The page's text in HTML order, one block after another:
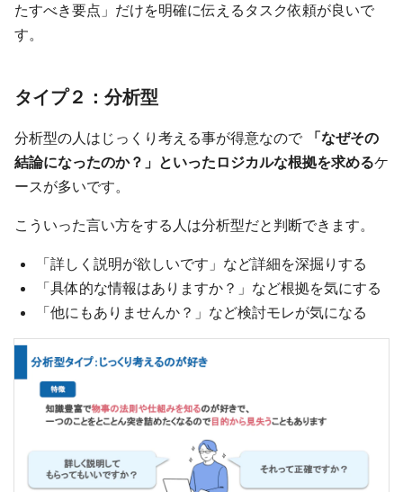
たすべき要点」だけを明確に伝えるタスク依頼が良いで
す。
タイプ２：分析型
分析型の人はじっくり考える事が得意なので
「なぜその
結論になったのか？」といったロジカルな根拠を求めるケ
ースが多いです。
こういった言い方をする人は分析型だと判断できます。
「詳しく説明が欲しいです」など詳細を深掘りする
「具体的な情報はありますか？」など根拠を気にする
「他にもありませんか？」など検討モレが気になる